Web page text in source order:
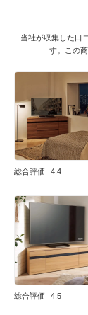
当社が収集した口
す。この
総合評価 4.4
総合評価 4.5